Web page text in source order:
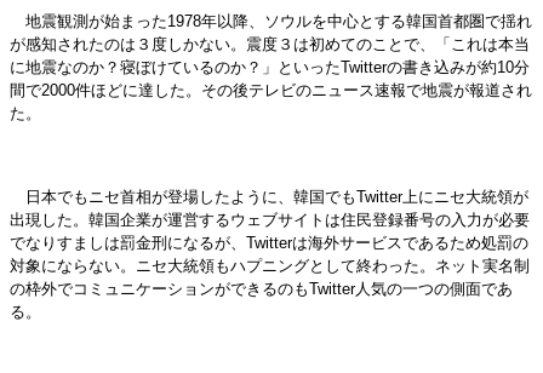
地震観測が始まった1978年以降、ソウルを中心とする韓国首都圏で揺れ
が感知されたのは３度しかない。震度３は初めてのことで、「これは本当
に地震なのか？寝ぼけているのか？」といったTwitterの書き込みが約10分
間で2000件ほどに達した。その後テレビのニュース速報で地震が報道され
た。
日本でもニセ首相が登場したように、韓国でもTwitter上にニセ大統領が
出現した。韓国企業が運営するウェブサイトは住民登録番号の入力が必要
でなりすましは罰金刑になるが、Twitterは海外サービスであるため処罰の
対象にならない。ニセ大統領もハプニングとして終わった。ネット実名制
の枠外でコミュニケーションができるのもTwitter人気の一つの側面であ
る。